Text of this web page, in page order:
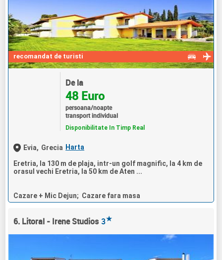
recomandat de turisti
De la
48 Euro
persoana/noapte
transport individual
Disponibilitate In Timp Real
Evia, Grecia Harta
Eretria, la 130 m de plaja, intr-un golf magnific, la 4 km de
orasul vechi Eretria, la 50 km de Aten ...
Cazare + Mic Dejun; Cazare fara masa
6. Litoral - Irene Studios 3★